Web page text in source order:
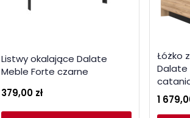
Listwy okalające Dalate
Meble Forte czarne
379,00 zł
Łóżko
Dalate
1